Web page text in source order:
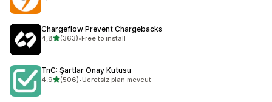
Chargeflow Prevent Chargebacks
4,85 yıldız üzerinden
(363)
toplam 363 değerlendirme
•Free to install
TnC: Şartlar Onay Kutusu
4,95 yıldız üzerinden
(506)
toplam 506 değerlendirme
•Ücretsiz plan mevcut